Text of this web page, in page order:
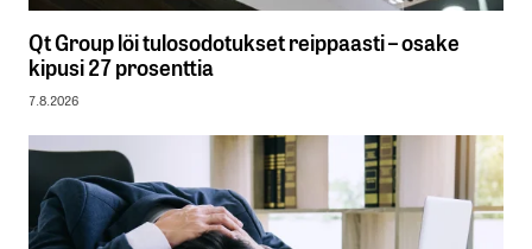
Qt Group löi tulosodotukset reippaasti – osake
kipusi 27 prosenttia
7.8.2026